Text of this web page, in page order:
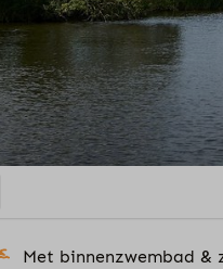
Met binnenzwembad &